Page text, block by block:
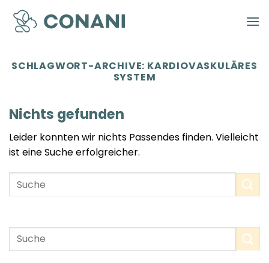
Zum
Inhalt
springen
SCHLAGWORT-ARCHIVE: KARDIOVASKULÄRES
SYSTEM
Nichts gefunden
Leider konnten wir nichts Passendes finden. Vielleicht
ist eine Suche erfolgreicher.